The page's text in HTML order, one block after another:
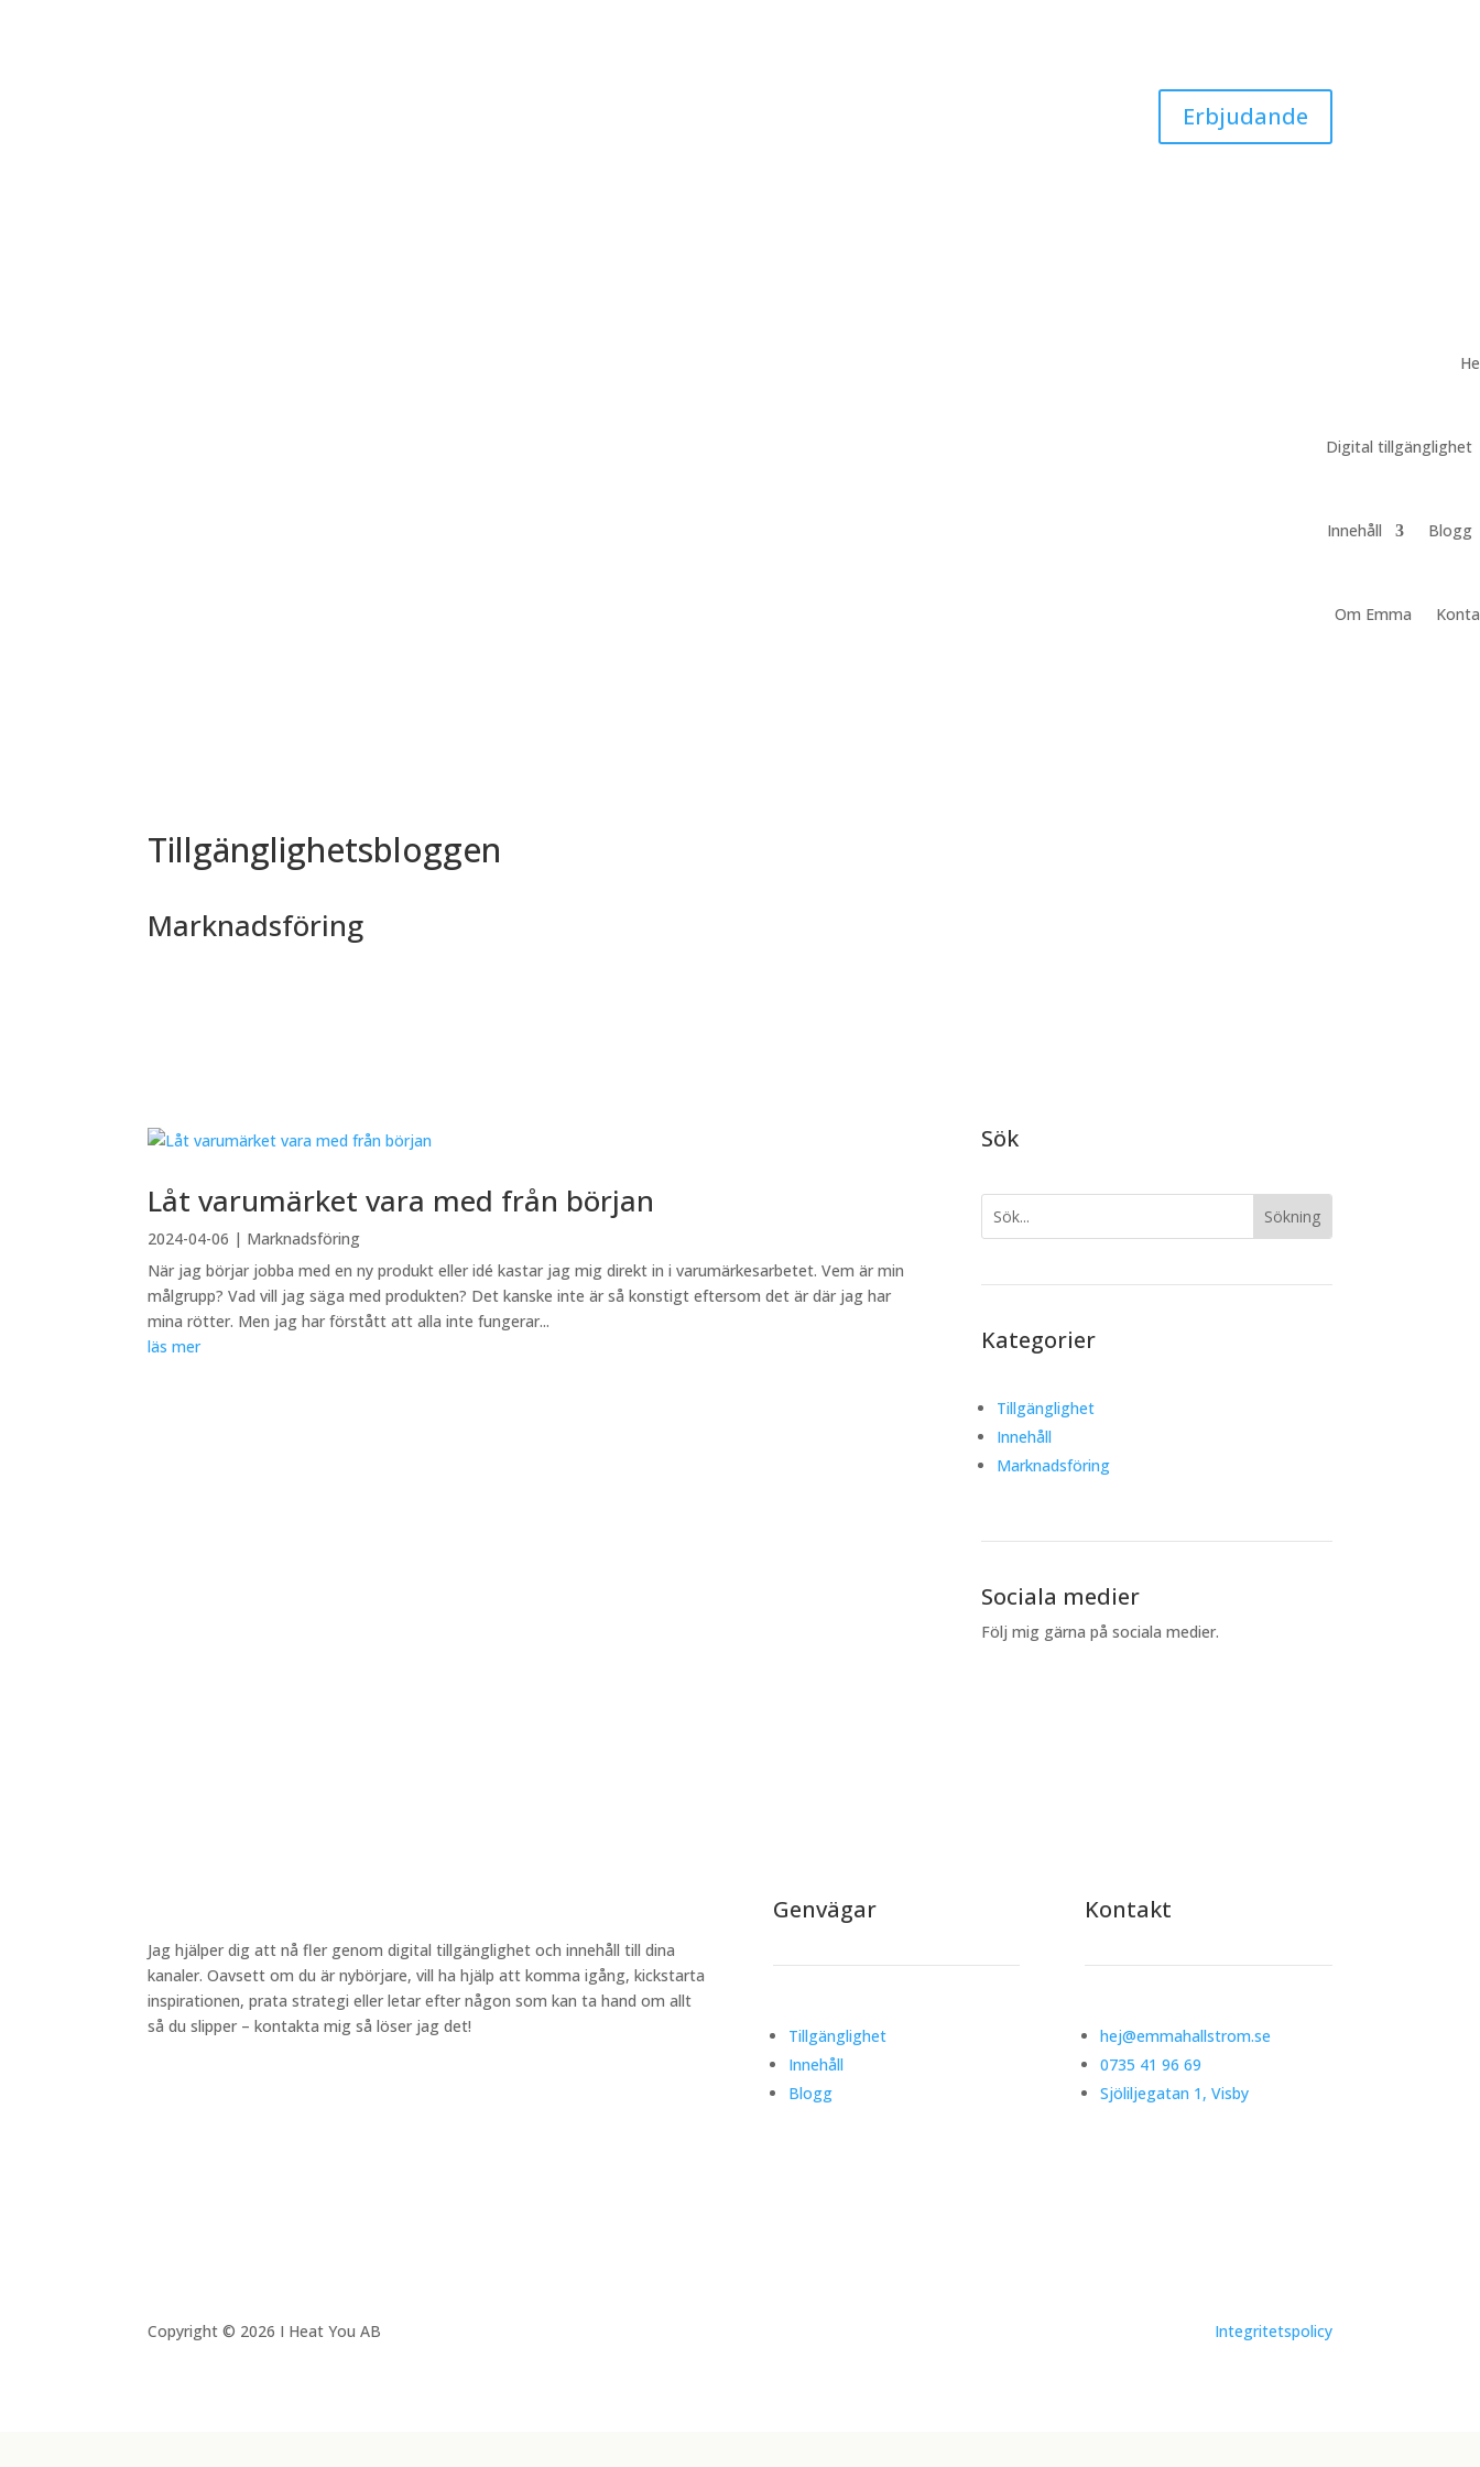
Erbjudande
Digital tillgänglighet
Innehåll Blogg
Om Emma
Tillgänglighetsbloggen
Marknadsföring
Låt varumärket vara med från början
2024-04-06 | Marknadsföring
När jag börjar jobba med en ny produkt eller idé kastar jag mig direkt in i varumärkesarbetet. Vem är min
målgrupp? Vad vill jag säga med produkten? Det kanske inte är så konstigt eftersom det är där jag har
mina rötter. Men jag har förstått att alla inte fungerar...
läs mer
Sök
Kategorier
Tillgänglighet
Innehåll
Marknadsföring
Sociala medier
Följ mig gärna på sociala medier.
Jag hjälper dig att nå fler genom digital tillgänglighet och innehåll till dina
kanaler. Oavsett om du är nybörjare, vill ha hjälp att komma igång, kickstarta
inspirationen, prata strategi eller letar efter någon som kan ta hand om allt
så du slipper – kontakta mig så löser jag det!
Genvägar
Tillgänglighet
Innehåll
Blogg
Kontakt
hej@emmahallstrom.se
0735 41 96 69
Sjöliljegatan 1, Visby
Copyright © 2026 I Heat You AB Integritetspolicy